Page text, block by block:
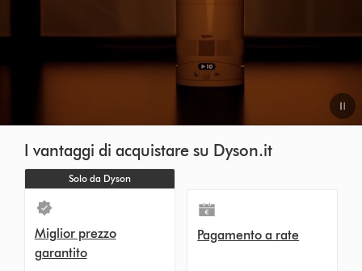
I vantaggi di acquistare su Dyson.it
Solo da Dyson
Miglior prezzo
garantito
Pagamento a rate